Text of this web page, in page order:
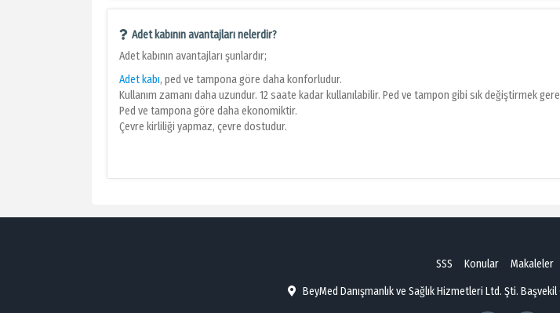
Adet kabının avantajları nelerdir?
Adet kabının avantajları şunlardır;
Adet kabı, ped ve tampona göre daha konforludur.
Kullanım zamanı daha uzundur. 12 saate kadar kullanılabilir. Ped ve tampon gibi sık değiştirmek
Ped ve tampona göre daha ekonomiktir.
Çevre kirliliği yapmaz, çevre dostudur.
SSS Konular Makaleler
BeyMed Danışmanlık ve Sağlık Hizmetleri Ltd. Şti.